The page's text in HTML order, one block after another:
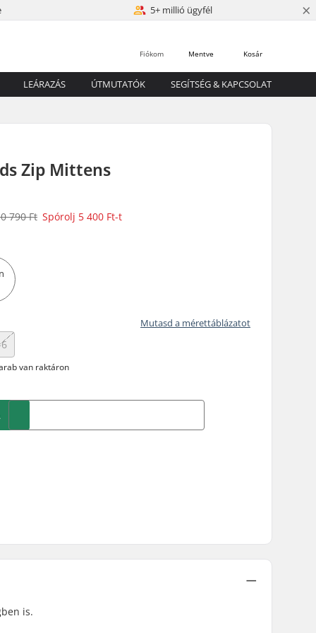
5+ millió ügyfél ×
Kosár
Mentve
Fiókom
LEÁRAZÁS ÚTMUTATÓK SEGÍTSÉG & KAPCSOLAT
Zip Mittens
790 Ft Spórolj 5 400 Ft-t
Mutasd a mérettáblázatot
van raktáron
is.